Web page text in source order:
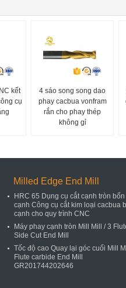
kết
cụ
4 sáo song song dao
phay cacbua vonfram
rắn cho phay thép
không gỉ
Milled Edge End Mill
HRC 65 Dụng cụ cắt cạnh tròn bốn
cạnh Công cụ cắt kim loại cacbua
cạnh cho quy trình CNC
Máy phay cạnh tròn Mill Mill / 3
Side Cut End Mill
Tốc độ cao Quay lại góc cuối Mill
Flute carbide End Mill
GR201744202646